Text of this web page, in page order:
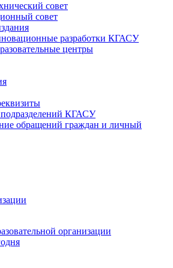
совет
совет
разработки КГАСУ
центры
КГАСУ
обращений граждан и личный
организации